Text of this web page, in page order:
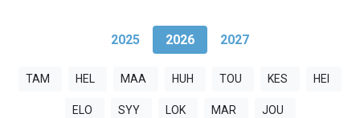
2025 2026 2027
TAM HEL MAA HUH TOU KES HEI
ELO SYY LOK MAR JOU